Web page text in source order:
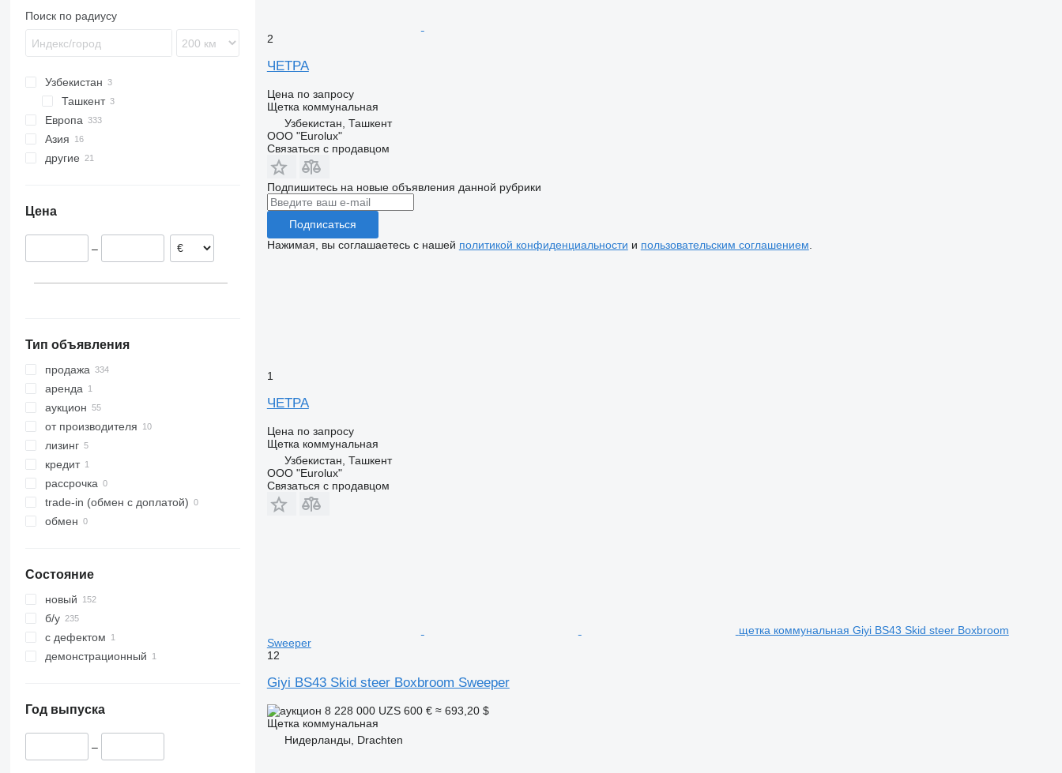
Поиск по радиусу
Узбекистан
Ташкент
Европа
Нидерланды
Германия
Италия
Финляндия
Азия
Турция
другие
Цена
–
Тип объявления
продажа
аренда
аукцион
от производителя
лизинг
кредит
рассрочка
trade-in (обмен с доплатой)
обмен
Состояние
новый
б/у
с дефектом
демонстрационный
Год выпуска
–
2
ЧЕТРА
Цена по запросу
Щетка коммунальная
Узбекистан, Ташкент
ООО "Eurolux"
Связаться с продавцом
Подпишитесь на новые объявления данной рубрики
Подписаться
Нажимая, вы соглашаетесь с нашей политикой конфиденциальности и пользовательским соглашением
1
ЧЕТРА
Цена по запросу
Щетка коммунальная
Узбекистан, Ташкент
ООО "Eurolux"
Связаться с продавцом
щетка коммунальная Giyi BS43 Skid steer Boxbroom
Sweeper
12
Giyi BS43 Skid steer Boxbroom Sweeper
8 228 000 UZS 600 € ≈ 693,20 $
Щетка коммунальная
Нидерланды, Drachten